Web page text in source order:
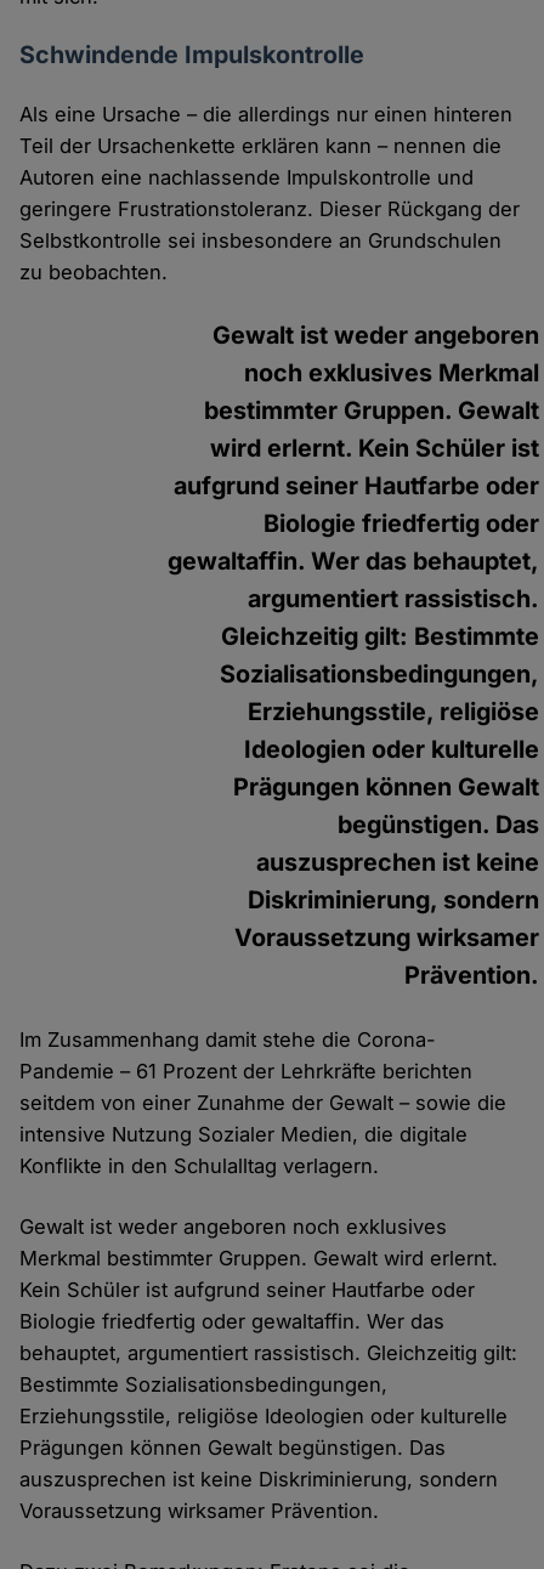
Schwindende Impulskontrolle
Als eine Ursache – die allerdings nur einen hinteren
Teil der Ursachenkette erklären kann – nennen die
Autoren eine nachlassende Impulskontrolle und
geringere Frustrationstoleranz. Dieser Rückgang der
Selbstkontrolle sei insbesondere an Grundschulen
zu beobachten.
Gewalt ist weder angeboren
noch exklusives Merkmal
bestimmter Gruppen. Gewalt
wird erlernt. Kein Schüler ist
aufgrund seiner Hautfarbe oder
Biologie friedfertig oder
gewaltaffin. Wer das behauptet,
argumentiert rassistisch.
Gleichzeitig gilt: Bestimmte
Sozialisationsbedingungen,
Erziehungsstile, religiöse
Ideologien oder kulturelle
Prägungen können Gewalt
begünstigen. Das
auszusprechen ist keine
Diskriminierung, sondern
Voraussetzung wirksamer
Prävention.
Im Zusammenhang damit stehe die Corona-
Pandemie – 61 Prozent der Lehrkräfte berichten
seitdem von einer Zunahme der Gewalt – sowie die
intensive Nutzung Sozialer Medien, die digitale
Konflikte in den Schulalltag verlagern.
Gewalt ist weder angeboren noch exklusives
Merkmal bestimmter Gruppen. Gewalt wird erlernt.
Kein Schüler ist aufgrund seiner Hautfarbe oder
Biologie friedfertig oder gewaltaffin. Wer das
behauptet, argumentiert rassistisch. Gleichzeitig gilt:
Bestimmte Sozialisationsbedingungen,
Erziehungsstile, religiöse Ideologien oder kulturelle
Prägungen können Gewalt begünstigen. Das
auszusprechen ist keine Diskriminierung, sondern
Voraussetzung wirksamer Prävention.